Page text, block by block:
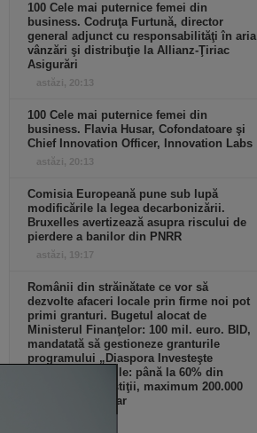
100 Cele mai puternice femei din
business. Codruţa Furtună, director
general adjunct cu responsabilităţi în aria
vânzări şi distribuţie la Allianz-Ţiriac
Asigurări
astăzi, 20:13
100 Cele mai puternice femei din
business. Flavia Husar, Cofondatoare şi
Chief Innovation Officer, Innovation Labs
astăzi, 20:13
Comisia Europeană pune sub lupă
modificările la legea decarbonizării.
Bruxelles avertizează asupra riscului de
pierdere a banilor din PNRR
astăzi, 19:17
Românii din străinătate ce vor să
dezvolte afaceri locale prin firme noi pot
primi granturi. Bugetul alocat de
Ministerul Finanţelor: 100 mil. euro. BID,
mandatată să gestioneze granturile
programului „Diaspora Investeşte
Acasă”. Granturile: până la 60% din
creditul de investiţii, maximum 200.000
de euro/beneficiar